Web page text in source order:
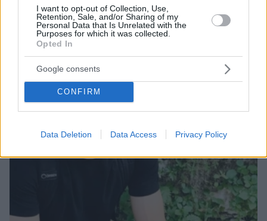
I want to opt-out of Collection, Use,
Retention, Sale, and/or Sharing of my
Personal Data that Is Unrelated with the
Purposes for which it was collected.
Opted In
Google consents
CONFIRM
Data Deletion Data Access Privacy Policy